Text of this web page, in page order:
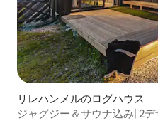
リレハンメルのログハウス
ジャグジー＆サウナ込み| 2